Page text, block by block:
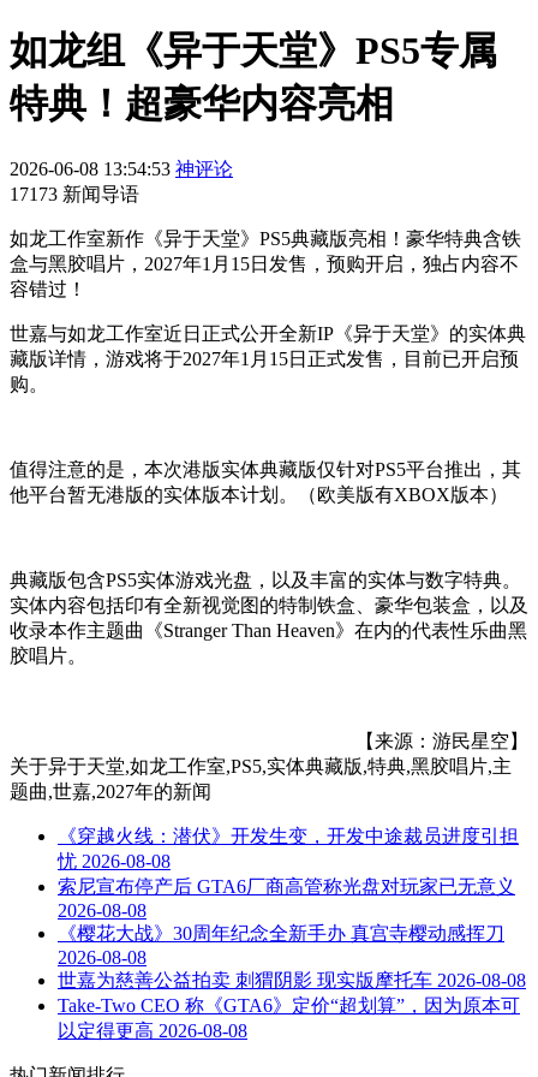
如龙组《异于天堂》PS5专属
特典！超豪华内容亮相
2026-06-08 13:54:53 神评论
17173 新闻导语
如龙工作室新作《异于天堂》PS5典藏版亮相！豪华特典含铁
盒与黑胶唱片，2027年1月15日发售，预购开启，独占内容不
容错过！
世嘉与如龙工作室近日正式公开全新IP《异于天堂》的实体典
藏版详情，游戏将于2027年1月15日正式发售，目前已开启预
购。
值得注意的是，本次港版实体典藏版仅针对PS5平台推出，其
他平台暂无港版的实体版本计划。（欧美版有XBOX版本）
典藏版包含PS5实体游戏光盘，以及丰富的实体与数字特典。
实体内容包括印有全新视觉图的特制铁盒、豪华包装盒，以及
收录本作主题曲《Stranger Than Heaven》在内的代表性乐曲黑
胶唱片。
【来源：游民星空】
关于异于天堂,如龙工作室,PS5,实体典藏版,特典,黑胶唱片,主
题曲,世嘉,2027年的新闻
《穿越火线：潜伏》开发生变，开发中途裁员进度引担
忧 2026-08-08
索尼宣布停产后 GTA6厂商高管称光盘对玩家已无意义
2026-08-08
《樱花大战》30周年纪念全新手办 真宫寺樱动感挥刀
2026-08-08
世嘉为慈善公益拍卖 刺猬阴影 现实版摩托车 2026-08-08
Take-Two CEO 称《GTA6》定价“超划算”，因为原本可
以定得更高 2026-08-08